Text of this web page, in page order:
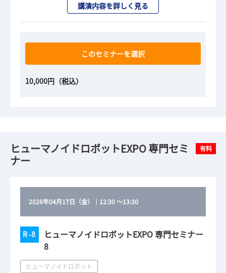
講演内容を詳しく見る
このセミナーを選択
10,000円（税込）
ヒューマノイドロボットEXPO 専門セミ
ナー
有料
2026年04月17日（金） ｜ 12:30～13:30
R-8
ヒューマノイドロボットEXPO 専門セミナー
8
ヒューマノイドロボット